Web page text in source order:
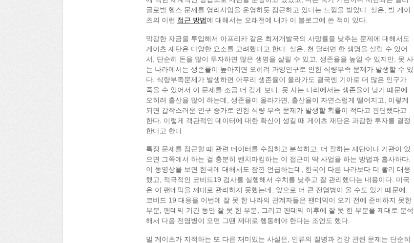
글로벌 헬스 문제를 영리사업을 운영하듯 접근하고 있다는 느낌을 받았다. 실은, 빌 게이
츠의 이런 접근 방법에 대해서는 오래전에 내가 이 블로그에 쓴 적이 있다.
막강한 자금을 투입해서 아프리카 같은 최저개발국의 사망률을 낮추는 문제에 대해서도
게이츠 재단은 다양한 요소를 고려했다고 한다. 실은, 천 달러면 한 생명을 살릴 수 있어
서, 단순히 돈을 많이 투자하면 많은 생명을 살릴 수 있고, 생존율을 높일 수 있지만, 못 사
는 나라에서는 생존율이 높아지면 오히려 과잉인구로 인한 식량부족 문제가 발생할 수 있
다. 식량부족문제가 발생하면 아무리 생존율이 올라가도 결국엔 기아로 더 많은 인구가
죽을 수 있어서 이 문제를 조금 더 깊게 보니, 못 사는 나라에서는 생존율이 낮기 때문에
오히려 출산을 많이 하는데, 생존율이 올라가면, 출산율이 자연스럽게 떨어지고, 이렇게
되면 갑작스러운 인구 증가로 인한 식량 부족 문제가 발생할 확률이 적다고 판단했다고
한다. 이렇게 객관적인 데이터에 대한 확신이 생길 때 게이츠 재단은 과감한 투자를 결정
한다고 한다.
특정 문제를 접근할 때 관련 데이터를 수집하고 분석하고, 더 잘하는 재단이나 기관이 있
으면 그쪽에서 하는 걸 충분히 벤치마킹하는 이 접근이 딱 사업을 하는 방법과 흡사하다.
이 동영상을 보면 한국에 대해서도 잠깐 언급하는데, 한국이 다른 나라보다 더 빨리 대응
했고, 적극적인 코비드19 검사를 실행해서 수치를 낮추고 잘 관리했다는 내용이다. 미국
은 이 팬데믹을 제대로 관리하지 못했는데, 앞으로 더 큰 전염병이 올 수도 있기 때문에,
코비드 19 대응을 이번에 잘 못 한 나라의 관계자들은 팬데믹이 오기 전에 준비하지 못한
부분, 팬데믹 기간 동안 잘 못 한 부분, 그리고 팬데믹 이후에 잘 못 한 부분을 제대로 분석
해서 다음 전염병이 오면 그땐 제대로 행동해야 한다는 조언도 했다.
빌 게이츠가 지적하는 또 다른 재미있는 사실은, 인류의 질병과 건강 관련 문제는 단순히